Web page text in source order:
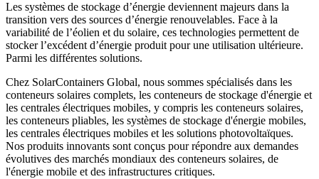
Les systèmes de stockage d’énergie deviennent majeurs dans la
transition vers des sources d’énergie renouvelables. Face à la
variabilité de l’éolien et du solaire, ces technologies permettent de
stocker l’excédent d’énergie produit pour une utilisation ultérieure.
Parmi les différentes solutions.
Chez SolarContainers Global, nous sommes spécialisés dans les
conteneurs solaires complets, les conteneurs de stockage d'énergie et
les centrales électriques mobiles, y compris les conteneurs solaires,
les conteneurs pliables, les systèmes de stockage d'énergie mobiles,
les centrales électriques mobiles et les solutions photovoltaïques.
Nos produits innovants sont conçus pour répondre aux demandes
évolutives des marchés mondiaux des conteneurs solaires, de
l'énergie mobile et des infrastructures critiques.